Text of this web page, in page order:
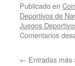
Publicado en
Deportivos de
Juegos
Comentarios
← Entradas más